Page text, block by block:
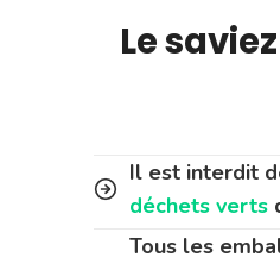
Le
Il est interdit
déchets verts
Tous les